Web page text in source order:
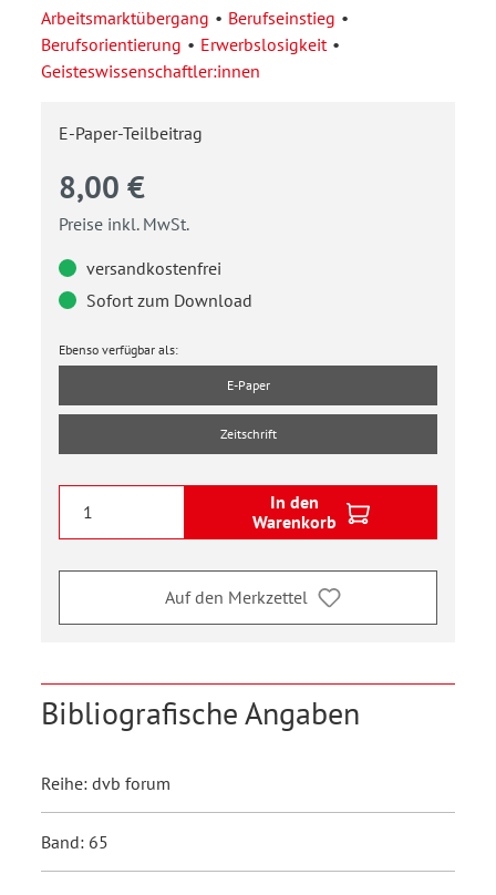
Arbeitsmarktübergang
Berufseinstieg
Berufsorientierung
Erwerbslosigkeit
Geisteswissenschaftler:innen
E-Paper-Teilbeitrag
8,00 €
Preise inkl. MwSt.
versandkostenfrei
Sofort zum Download
Ebenso verfügbar als:
E-Paper
Zeitschrift
In den
Warenkorb
Auf den Merkzettel
Bibliografische Angaben
Reihe: dvb forum
Band: 65